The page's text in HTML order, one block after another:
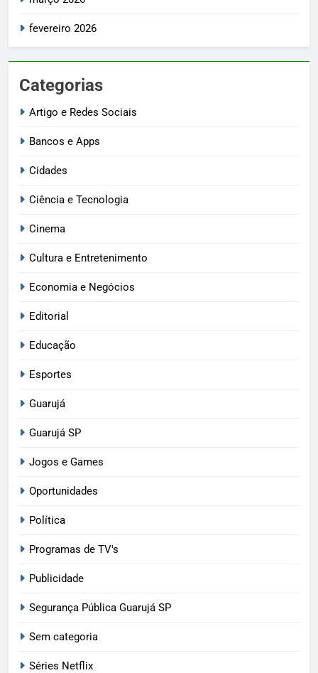
fevereiro 2026
Categorias
Artigo e Redes Sociais
Bancos e Apps
Cidades
Ciência e Tecnologia
Cinema
Cultura e Entretenimento
Economia e Negócios
Editorial
Educação
Esportes
Guarujá
Guarujá SP
Jogos e Games
Oportunidades
Política
Programas de TV's
Publicidade
Segurança Pública Guarujá SP
Sem categoria
Séries Netflix